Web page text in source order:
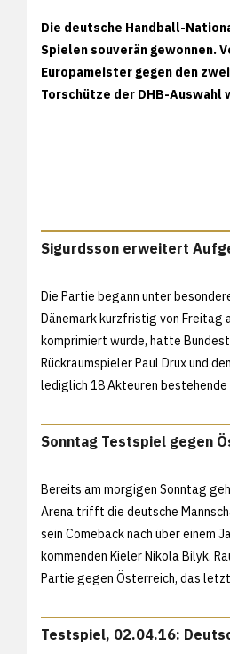
Die deutsche Handball-
Spielen souverän gewonnen.
Europameister gegen den
Torschütze der DHB-Auswahl
Sigurdsson erweitert
Die Partie begann unter
Dänemark kurzfristig von Freitag
komprimiert wurde, hatte
Rückraumspieler Paul Drux und
lediglich 18 Akteuren
Sonntag Testspiel gegen
Bereits am morgigen Sonntag
Arena trifft die deutsche
sein Comeback nach über einem
kommenden Kieler Nikola Bilyk.
Partie gegen Österreich, das
Testspiel, 02.04.16: